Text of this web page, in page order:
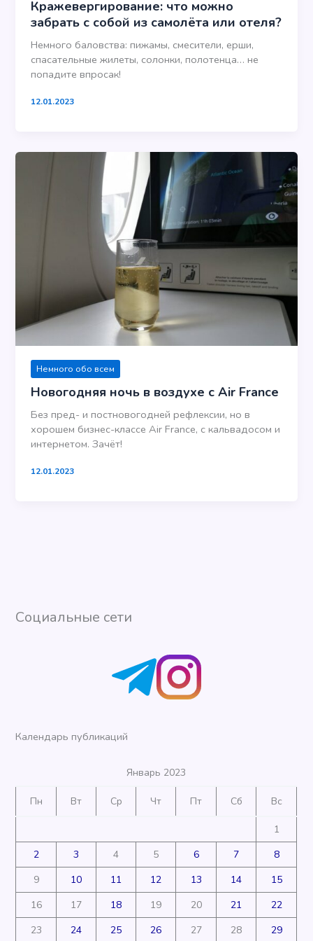
Кражевергирование: что можно
забрать с собой из самолёта или отеля?
Немного баловства: пижамы, смесители, ерши,
спасательные жилеты, солонки, полотенца… не
попадите впросак!
12.01.2023
Немного обо всем
Новогодняя ночь в воздухе с Air France
Без пред- и постновогодней рефлексии, но в
хорошем бизнес-классе Air France, с кальвадосом и
интернетом. Зачёт!
12.01.2023
Социальные сети
Календарь публикаций
Январь 2023
Пн Вт Ср Чт Пт Сб Вс
1
2
3 4 5 6 7
8
9
10 11 12 13 14
15
16
17 18 19 20 21
22
23
24 25 26 27 28 29